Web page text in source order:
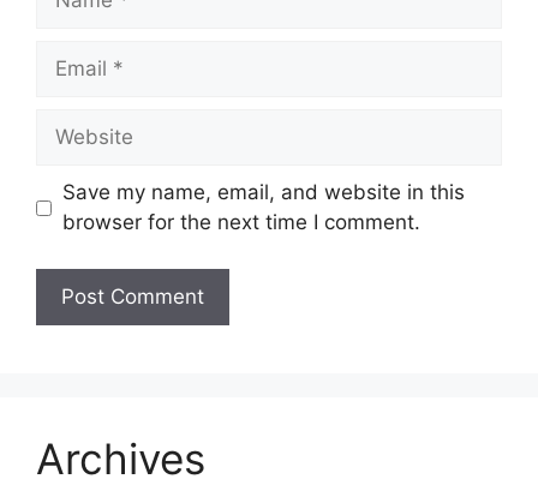
Email
Website
Save my name, email, and website in this
browser for the next time I comment.
Archives